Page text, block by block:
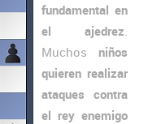
fundamental en
el ajedrez
Muchos niños
quieren realizar
ataques contra
el rey enemigo